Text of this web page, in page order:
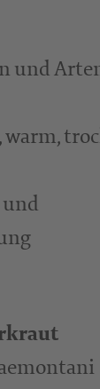
und
warm,